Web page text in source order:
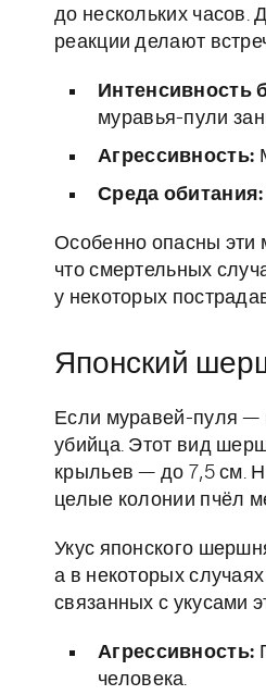
до нескольких часов.
реакции делают
Интенсивность
муравья-пули
Агрессивность:
Среда обитания:
Особенно опасны эти
что смертельных
у некоторых
Японский
Если муравей-пуля —
убийца. Этот вид
крыльев — до 7,5 см.
целые колонии пчёл
Укус японского
а в некоторых
связанных с укусами
Агрессивность:
человека.